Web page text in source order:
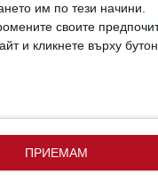
им по тези начини.
своите
и кликнете върху
ПРИЕМАМ